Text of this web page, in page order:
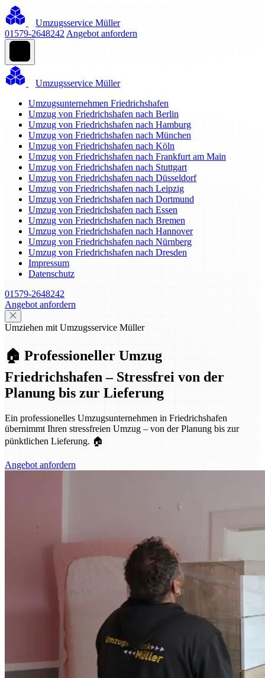
Umzugsservice Müller
01579-2648242 Angebot anfordern
Umzugsservice Müller
Umzugsunternehmen Friedrichshafen
Umzug von Friedrichshafen nach Berlin
Umzug von Friedrichshafen nach Hamburg
Umzug von Friedrichshafen nach München
Umzug von Friedrichshafen nach Köln
Umzug von Friedrichshafen nach Frankfurt am Main
Umzug von Friedrichshafen nach Stuttgart
Umzug von Friedrichshafen nach Düsseldorf
Umzug von Friedrichshafen nach Leipzig
Umzug von Friedrichshafen nach Dortmund
Umzug von Friedrichshafen nach Essen
Umzug von Friedrichshafen nach Bremen
Umzug von Friedrichshafen nach Hannover
Umzug von Friedrichshafen nach Nürnberg
Umzug von Friedrichshafen nach Dresden
Impressum
Datenschutz
01579-2648242
Angebot anfordern
Umziehen mit Umzugsservice Müller
🏠 Professioneller Umzug
Friedrichshafen – Stressfrei von der
Planung bis zur Lieferung
Ein professionelles Umzugsunternehmen in Friedrichshafen
übernimmt Ihren stressfreien Umzug – von der Planung bis zur
pünktlichen Lieferung. 🏠
Angebot anfordern